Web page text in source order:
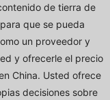
de tierra de
que se pueda
un proveedor y
y ofrecerle el precio
China. Usted ofrece
decisiones sobre